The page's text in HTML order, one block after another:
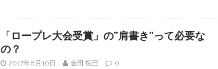
「ロープレ大会受賞」の”肩書き”って必要な
の？
2017年8月10日 金田 拓巳 0